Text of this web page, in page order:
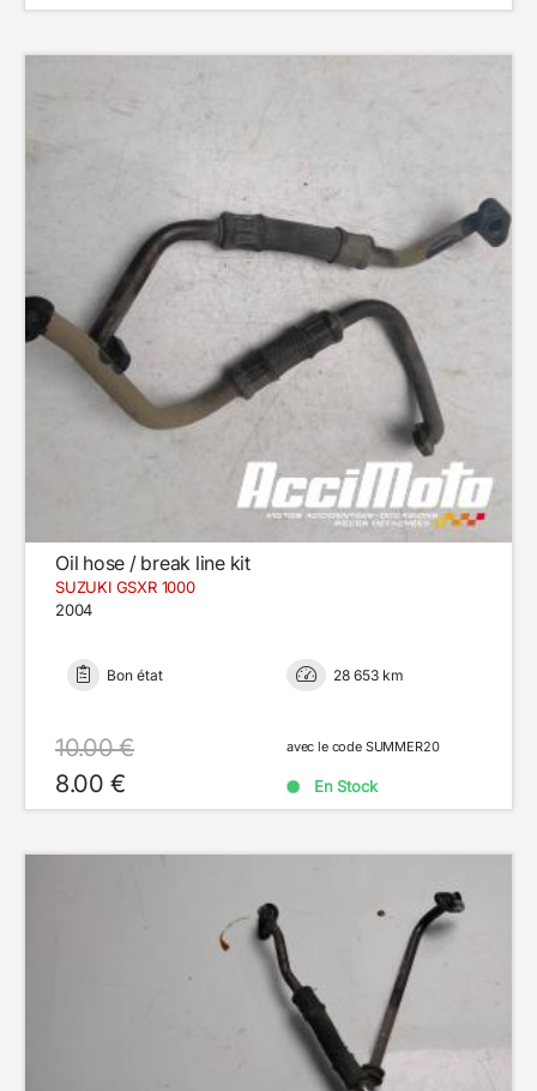
Oil hose / break line kit
SUZUKI GSXR 1000
2004
Bon état 28 653 km
10.00 €
8.00 €
avec le code SUMMER20
En Stock